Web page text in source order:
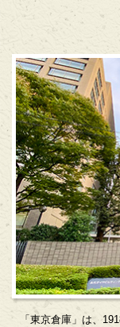
「東京倉庫」は、